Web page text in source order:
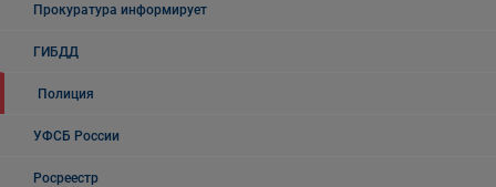
Прокуратура информирует
ГИБДД
Полиция
УФСБ России
Росреестр